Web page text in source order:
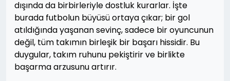
dışında da birbirleriyle dostluk kurarlar. İşte
burada futbolun büyüsü ortaya çıkar; bir gol
atıldığında yaşanan sevinç, sadece bir oyuncunun
değil, tüm takımın birleşik bir başarı hissidir. Bu
duygular, takım ruhunu pekiştirir ve birlikte
başarma arzusunu artırır.